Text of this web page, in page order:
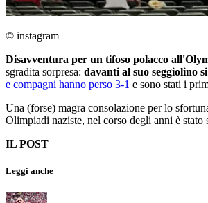
© instagram
Disavventura per un tifoso polacco
sgradita sorpresa: davanti al suo seggiolino
e compagni hanno perso 3-1 e sono stati i
Una (forse) magra consolazione per lo
Olimpiadi naziste, nel corso degli anni è
IL POST
Leggi anche